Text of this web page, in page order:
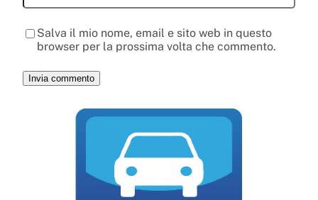
Salva il mio nome, email e sito web in questo
browser per la prossima volta che commento.